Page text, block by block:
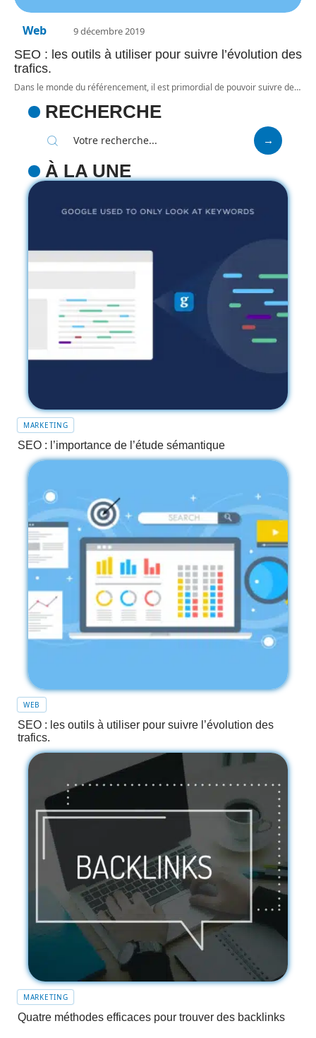
Web 9 décembre 2019
SEO : les outils à utiliser pour suivre l’évolution des
trafics.
Dans le monde du référencement, il est primordial de pouvoir suivre de…
RECHERCHE
À LA UNE
MARKETING
SEO : l’importance de l’étude sémantique
WEB
SEO : les outils à utiliser pour suivre l’évolution des
trafics.
MARKETING
Quatre méthodes efficaces pour trouver des backlinks